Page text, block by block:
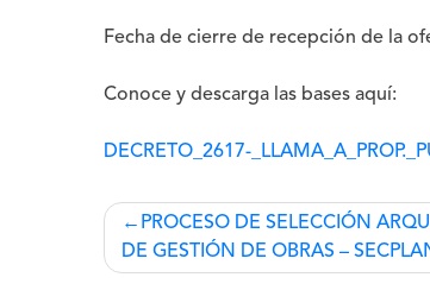
Fecha de cierre de recepción de la
Conoce y descarga las bases aquí:
DECRETO_2617-
Navegación
de
PROCESO DE SELECCIÓN
DE GESTIÓN DE OBRAS –